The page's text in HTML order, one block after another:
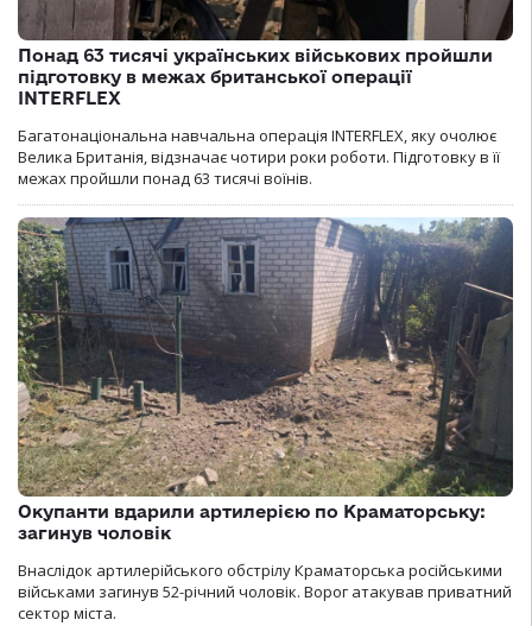
Понад 63 тисячі українських військових пройшли
підготовку в межах британської операції
INTERFLEX
Багатонаціональна навчальна операція INTERFLEX, яку очолює
Велика Британія, відзначає чотири роки роботи. Підготовку в її
межах пройшли понад 63 тисячі воїнів.
Окупанти вдарили артилерією по Краматорську:
загинув чоловік
Внаслідок артилерійського обстрілу Краматорська російськими
військами загинув 52-річний чоловік. Ворог атакував приватний
сектор міста.